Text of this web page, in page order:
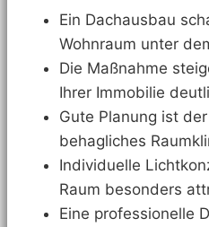
Ein Dachausbau
Wohnraum unter
Die Maßnahme
Ihrer Immobilie
Gute Planung ist
behagliches
Individuelle
Raum besonders
Eine professionelle